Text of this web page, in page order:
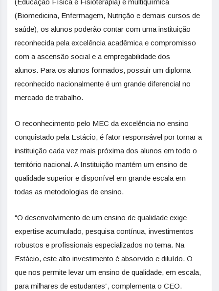
(Educação Física e Fisioterapia) e multiquímica
(Biomedicina, Enfermagem, Nutrição e demais cursos de
saúde), os alunos poderão contar com uma instituição
reconhecida pela excelência acadêmica e compromisso
com a ascensão social e a empregabilidade dos
alunos. Para os alunos formados, possuir um diploma
reconhecido nacionalmente é um grande diferencial no
mercado de trabalho.
O reconhecimento pelo MEC da excelência no ensino
conquistado pela Estácio, é fator responsável por tornar a
instituição cada vez mais próxima dos alunos em todo o
território nacional. A Instituição mantém um ensino de
qualidade superior e disponível em grande escala em
todas as metodologias de ensino.
“O desenvolvimento de um ensino de qualidade exige
expertise acumulado, pesquisa contínua, investimentos
robustos e profissionais especializados no tema. Na
Estácio, este alto investimento é absorvido e diluído. O
que nos permite levar um ensino de qualidade, em escala,
para milhares de estudantes”, complementa o CEO.